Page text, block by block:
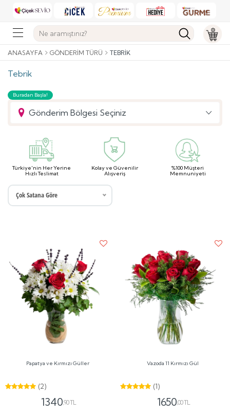
ANASAYFA GÖNDERIM TÜRÜ TEBRIK
Tebrik
Buradan Başla!
Gönderim Bölgesi Seçiniz
Türkiye'nin Her Yerine
Hızlı Teslimat
Kolay ve Güvenilir
Alışveriş
%100 Müşteri
Memnuniyeti
Çok Satana Göre
Papatya ve Kırmızı Güller
(2)
1340,90 TL
Vazoda 11 Kırmızı Gül
(1)
1650,00 TL